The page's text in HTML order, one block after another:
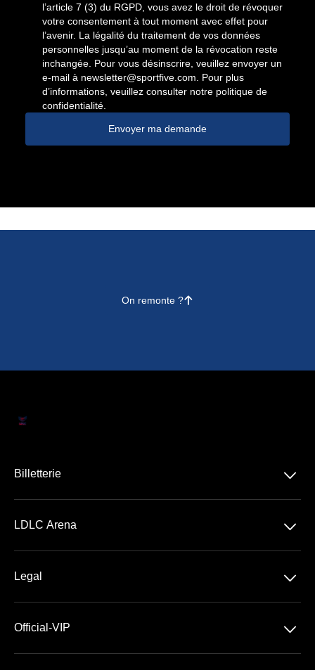
l’article 7 (3) du RGPD, vous avez le droit de révoquer
votre consentement à tout moment avec effet pour
l’avenir. La légalité du traitement de vos données
personnelles jusqu’au moment de la révocation reste
inchangée. Pour vous désinscrire, veuillez envoyer un
e-mail à newsletter@sportfive.com . Pour plus
d’informations, veuillez consulter notre politique de
confidentialité.
Envoyer ma demande
On remonte ?􀄨
Billetterie 􀆈
Sports
LDLC Arena 􀆈
Premium | Les Terrasses
Legal 􀆈
Official-VIP 􀆈